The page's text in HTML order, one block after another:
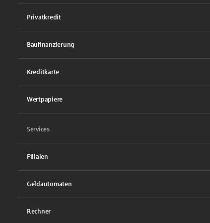
Privatkredit
Baufinanzierung
Kreditkarte
Wertpapiere
Services
Filialen
Geldautomaten
Rechner